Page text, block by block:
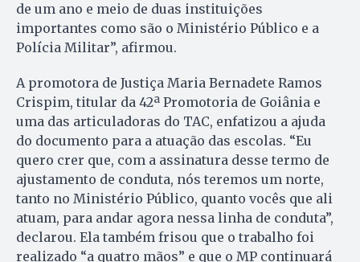
de um ano e meio de duas instituições
importantes como são o Ministério Público e a
Polícia Militar”, afirmou.
A promotora de Justiça Maria Bernadete Ramos
Crispim, titular da 42ª Promotoria de Goiânia e
uma das articuladoras do TAC, enfatizou a ajuda
do documento para a atuação das escolas. “Eu
quero crer que, com a assinatura desse termo de
ajustamento de conduta, nós teremos um norte,
tanto no Ministério Público, quanto vocês que ali
atuam, para andar agora nessa linha de conduta”,
declarou. Ela também frisou que o trabalho foi
realizado “a quatro mãos” e que o MP continuará